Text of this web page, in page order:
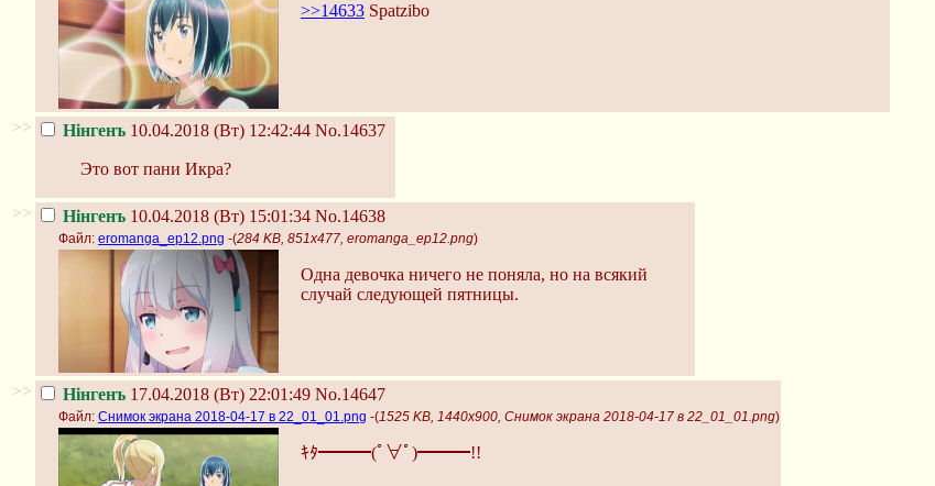
>>14633 Spatzibo
>> Нінгенъ 10.04.2018 (Вт) 12:42:44 No.14637
Это вот пани Икра?
>> Нінгенъ 10.04.2018 (Вт) 15:01:34 No.14638
Файл: eromanga_ep12.png -(284 KB, 851x477, eromanga_ep12.png)
Одна девочка ничего не поняла, но на всякий
случай следующей пятницы.
>> Нінгенъ 17.04.2018 (Вт) 22:01:49 No.14647
Файл: Снимок экрана 2018-04-17 в 22_01_01.png -(1525 KB, 1440x900, Снимок экрана 2018-04-17 в 22_01_01.png)
ｷﾀ━━━(ﾟ∀ﾟ)━━━!!